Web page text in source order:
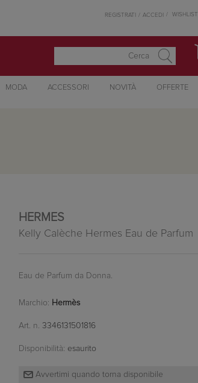
REGISTRATI ACCEDI WISHLIST
MODA ACCESSORI NOVITÀ OFFERTE
HERMES
Kelly Calèche Hermes Eau de Parfum
Eau de Parfum da Donna.
Marchio: Hermès
Art. n. 3346131501816
Disponibilità: esaurito